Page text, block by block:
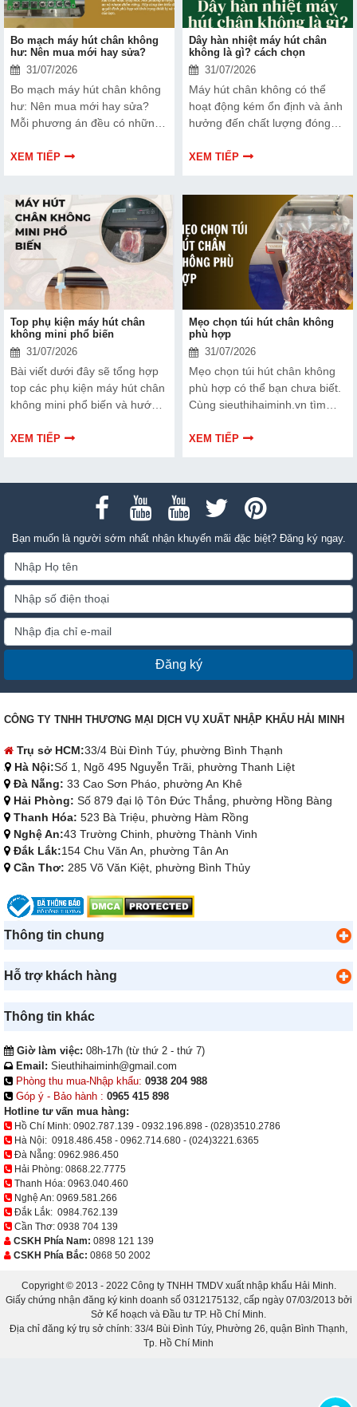
Bo mạch máy hút chân không
hư: Nên mua mới hay sửa?
31/07/2026
Bo mạch máy hút chân không
hư: Nên mua mới hay sửa?
Mỗi phương án đều có những
cùng tìm hiểu để đưa ra quyết
XEM TIẾP
Dây hàn nhiệt máy hút chân
không là gì? cách chọn
31/07/2026
Máy hút chân không có thể
hoạt động kém ổn định và ảnh
hưởng đến chất lượng đóng
Bài viết dưới đây sẽ giúp bạn
XEM TIẾP
Top phụ kiện máy hút chân
không mini phổ biến
31/07/2026
Bài viết dưới đây sẽ tổng hợp
top các phụ kiện máy hút chân
không mini phổ biến và hướng
chuẩn kỹ thuật ngay tại nhà.
XEM TIẾP
Mẹo chọn túi hút chân không
phù hợp
31/07/2026
Mẹo chọn túi hút chân không
phù hợp có thể bạn chưa biết.
Cùng sieuthihaiminh.vn tìm
thông tin bài viết dưới đây nhé!
XEM TIẾP
Bạn muốn là người sớm nhất nhận khuyến mãi đặc biệt? Đăng ký ngay.
Đăng ký
CÔNG TY TNHH THƯƠNG MẠI DỊCH VỤ XUẤT NHẬP KHẨU HẢI MINH
Trụ sở HCM:33/4 Bùi Đình Túy, phường Bình Thạnh
Hà Nội:Số 1, Ngõ 495 Nguyễn Trãi, phường Thanh Liệt
Đà Nẵng: 33 Cao Sơn Pháo, phường An Khê
Hải Phòng: Số 879 đại lộ Tôn Đức Thắng, phường Hồng Bàng
Thanh Hóa: 523 Bà Triệu, phường Hàm Rồng
Nghệ An:43 Trường Chinh, phường Thành Vinh
Đắk Lắk:154 Chu Văn An, phường Tân An
Cần Thơ: 285 Võ Văn Kiệt, phường Bình Thủy
Thông tin chung
Hỗ trợ khách hàng
Thông tin khác
Giờ làm việc: 08h-17h (từ thứ 2 - thứ 7)
Email: Sieuthihaiminh@gmail.com
Phòng thu mua-Nhập khẩu: 0938 204 988
Góp ý - Bảo hành : 0965 415 898
Hotline tư vấn mua hàng:
Hồ Chí Minh: 0902.787.139 - 0932.196.898 - (028)3510.2786
Hà Nội: 0918.486.458 - 0962.714.680 - (024)3221.6365
Đà Nẵng: 0962.986.450
Hải Phòng: 0868.22.7775
Thanh Hóa: 0963.040.460
Nghệ An: 0969.581.266
Đắk Lắk: 0984.762.139
Cần Thơ: 0938 704 139
CSKH Phía Nam: 0898 121 139
CSKH Phía Bắc: 0868 50 2002
Copyright © 2013 - 2022 Công ty TNHH TMDV xuất nhập khẩu Hải Minh.
Giấy chứng nhận đăng ký kinh doanh số 0312175132, cấp ngày 07/03/2013 bởi
Sở Kế hoạch và Đầu tư TP. Hồ Chí Minh.
Địa chỉ đăng ký trụ sở chính: 33/4 Bùi Đình Túy, Phường 26, quận Bình Thạnh,
Tp. Hồ Chí Minh